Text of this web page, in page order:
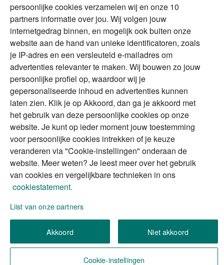
buitenland
DGA
Erfenis
magazine
The Exit Years
Contact
Alles voor en over vermogenden.
Over ABN AMRO Veiligheid
Privacy & Cookies
Toegankelijkheid
Disclaimer RSS
We gebruiken de persoonlijke informatie die u
invult, om uw verzoek (of aanvraag) te verwerken.
Wilt u meer weten over hoe we omgaan met uw
persoonlijke informatie?Lees meer in ons privacy
persoonlijke cookies verzamelen wij en onze 10
partners informatie over jou. Wij volgen jouw
internetgedrag binnen, en mogelijk ook buiten onze
website aan de hand van unieke identificatoren, zoals
je IP-adres en een versleuteld e-mailadres om
advertenties relevanter te maken. Wij bouwen zo jouw
persoonlijke profiel op, waardoor wij je
gepersonaliseerde inhoud en advertenties kunnen
laten zien. Klik je op Akkoord, dan ga je akkoord met
het gebruik van deze persoonlijke cookies op onze
website. Je kunt op ieder moment jouw toestemming
voor persoonlijke cookies intrekken of je keuze
veranderen via "Cookie-instellingen" onderaan de
website. Meer weten? Je leest meer over het gebruik
van cookies en vergelijkbare technieken in ons
cookiestatement.
Lijst van onze partners
Akkoord Niet akkoord
Cookie-instellingen